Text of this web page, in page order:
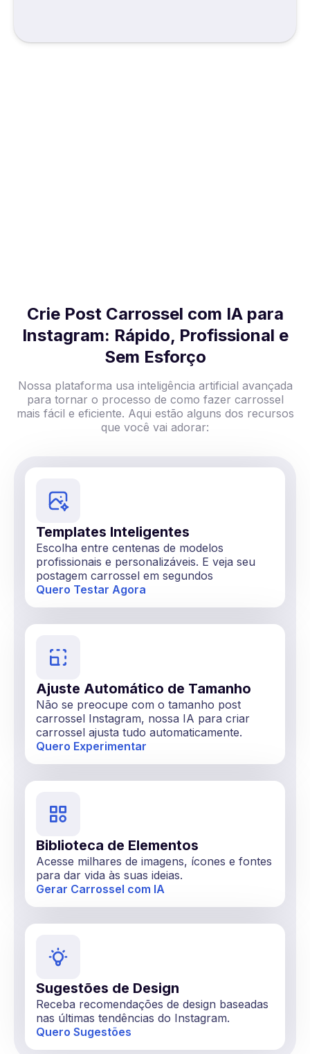
Crie Post Carrossel com IA para
Instagram: Rápido, Profissional e
Sem Esforço
Nossa plataforma usa inteligência artificial avançada
para tornar o processo de como fazer carrossel
mais fácil e eficiente. Aqui estão alguns dos recursos
que você vai adorar:
Templates Inteligentes
Escolha entre centenas de modelos
profissionais e personalizáveis. E veja seu
postagem carrossel em segundos
Quero Testar Agora
Ajuste Automático de Tamanho
Não se preocupe com o tamanho post
carrossel Instagram, nossa IA para criar
carrossel ajusta tudo automaticamente.
Quero Experimentar
Biblioteca de Elementos
Acesse milhares de imagens, ícones e fontes
para dar vida às suas ideias.
Gerar Carrossel com IA
Sugestões de Design
Receba recomendações de design baseadas
nas últimas tendências do Instagram.
Quero Sugestões